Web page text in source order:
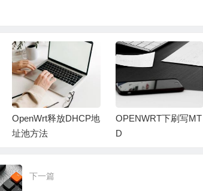
OpenWrt释放DHCP地
址池方法
OPENWRT下刷写MT
D
下一篇